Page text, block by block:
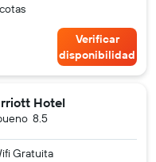
Verificar
disponibilidad
Hotel
8.5
Gratuita